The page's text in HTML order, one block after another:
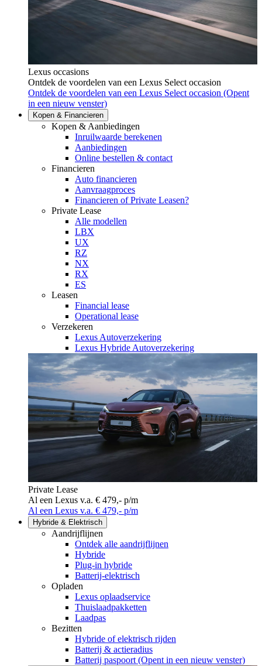
Lexus occasions
Ontdek de voordelen van een Lexus Select occasion
Ontdek de voordelen van een Lexus Select occasion (Opent
in een nieuw venster)
Kopen & Financieren
Kopen & Aanbiedingen
Inruilwaarde berekenen
Aanbiedingen
Online bestellen & contact
Financieren
Auto financieren
Aanvraagproces
Financieren of Private Leasen?
Private Lease
Alle modellen
LBX
UX
RZ
NX
RX
ES
Leasen
Financial lease
Operational lease
Verzekeren
Lexus Autoverzekering
Lexus Hybride Autoverzekering
Private Lease
Al een Lexus v.a. € 479,- p/m
Al een Lexus v.a. € 479,- p/m
Hybride & Elektrisch
Aandrijflijnen
Ontdek alle aandrijflijnen
Hybride
Plug-in hybride
Batterij-elektrisch
Opladen
Lexus oplaadservice
Thuislaadpakketten
Laadpas
Bezitten
Hybride of elektrisch rijden
Batterij & actieradius
Batterij paspoort (Opent in een nieuw venster)